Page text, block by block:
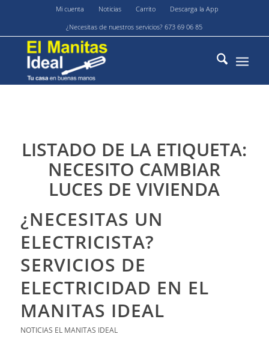
Mi cuenta Noticias Carrito
Descarga la App
¿Necesitas de nuestros servicios? 673 69 06 85
LISTADO DE LA ETIQUETA:
NECESITO CAMBIAR
LUCES DE VIVIENDA
¿NECESITAS UN
ELECTRICISTA?
SERVICIOS DE
ELECTRICIDAD EN EL
MANITAS IDEAL
NOTICIAS EL MANITAS IDEAL